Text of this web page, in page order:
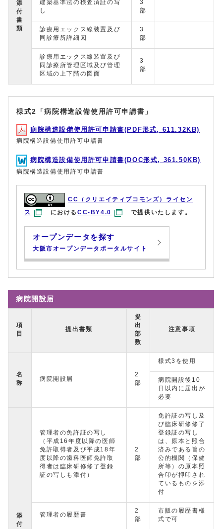
添
付
書
類
建築基準法の検査済証の写
し
3
部
診療用エックス線装置及び
同診療所詳細図
3
部
診療用エックス線装置及び
同診療所管理区域及び管理
区域の上下階の図面
3
部
様式2「病院構造設備使用許可申請書」
病院構造設備使用許可申請書(PDF形式, 611.32KB)
病院構造設備使用許可申請書
病院構造設備使用許可申請書(DOC形式, 361.50KB)
病院構造設備使用許可申請書
CC（クリエイティブコモンズ）ライセン
ス
におけるCC-BY4.0 で提供いたします。
オープンデータを探す
大阪市オープンデータポータルサイト
病院開設届
項
目
提出書類
提
出
部
数
注意事項
名
称
病院開設届
2
部
様式3を使用
病院開設後10
日以内に届出が
必要
添
付
管理者の免許証の写し
（平成16年度以降の医師
免許取得者及び平成18年
度以降の歯科医師免許取
得者は臨床研修修了登録
証の写しも添付）
2
部
免許証の写し及
び臨床研修修了
登録証の写し
は、原本と照合
済みである旨の
公的機関（保健
所等）の原本照
合印が押印され
ているものを添
付
管理者の履歴書
2
部
市販の履歴書様
式で可